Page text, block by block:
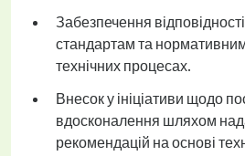
Забезпечення
стандартам та
технічних процесах.
Внесок у ініціативи щодо
вдосконалення шляхом
рекомендацій на основі